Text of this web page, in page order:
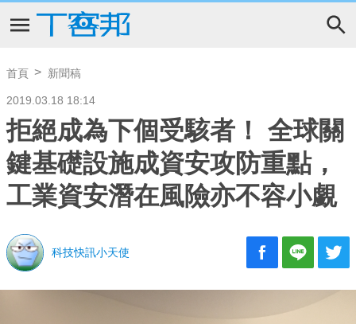
首頁 新聞稿
2019.03.18 18:14
拒絕成為下個受駭者！ 全球關
鍵基礎設施成資安攻防重點，
工業資安潛在風險亦不容小覷
科技快訊小天使